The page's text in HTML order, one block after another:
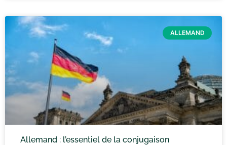
ALLEMAND
Allemand : l’essentiel de la conjugaison